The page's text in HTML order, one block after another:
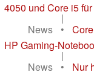
4050 und Core i5
|
News
•
HP Gaming-
|
News
•
Nur